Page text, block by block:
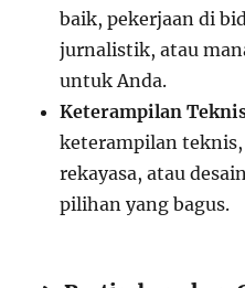
baik, pekerjaan di
jurnalistik, atau
untuk Anda.
Keterampilan
keterampilan
rekayasa, atau
pilihan yang bagus.